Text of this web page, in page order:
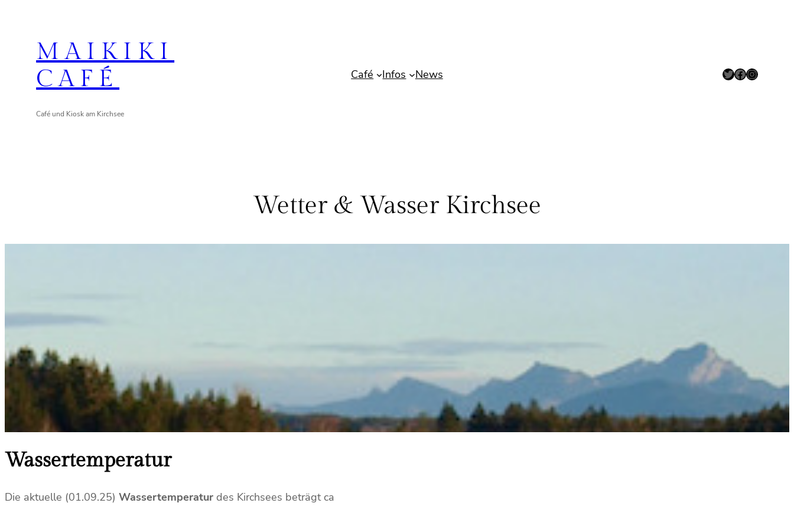
springenMAIKIKI
CAFÉ
Café und Kiosk am Kirchsee
Café Infos News Maikiki twittert Facebook Instagram
Wetter & Wasser Kirchsee
Wassertemperatur
Die aktuelle (01.09.25) Wassertemperatur des Kirchsees beträgt ca